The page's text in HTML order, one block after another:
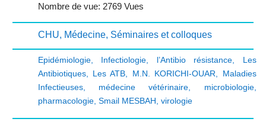
Nombre de vue: 2769 Vues
CHU, Médecine, Séminaires et colloques
Epidémiologie, Infectiologie l’Antibio résistance
Les
Antibiotiques, Les ATB M.N. KORICHI-OUAR
Maladies
Infectieuses, médecine vétérinaire microbiologie,
pharmacologie, Smail MESBAH virologie